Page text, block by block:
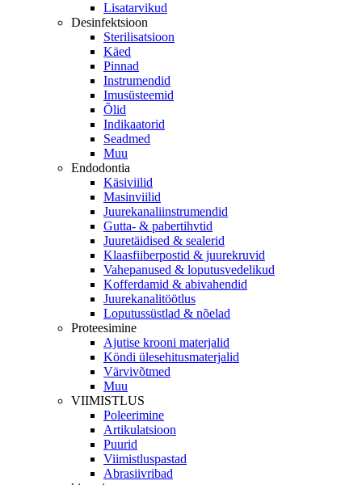
Lisatarvikud
Desinfektsioon
Sterilisatsioon
Käed
Pinnad
Instrumendid
Imusüsteemid
Õlid
Indikaatorid
Seadmed
Muu
Endodontia
Käsiviilid
Masinviilid
Juurekanaliinstrumendid
Gutta- & pabertihvtid
Juuretäidised & sealerid
Klaasfiiberpostid & juurekruvid
Vahepanused & loputusvedelikud
Kofferdamid & abivahendid
Juurekanalitöötlus
Loputussüstlad & nõelad
Proteesimine
Ajutise krooni materjalid
Köndi ülesehitusmaterjalid
Värvivõtmed
Muu
VIIMISTLUS
Poleerimine
Artikulatsioon
Puurid
Viimistluspastad
Abrasiivribad